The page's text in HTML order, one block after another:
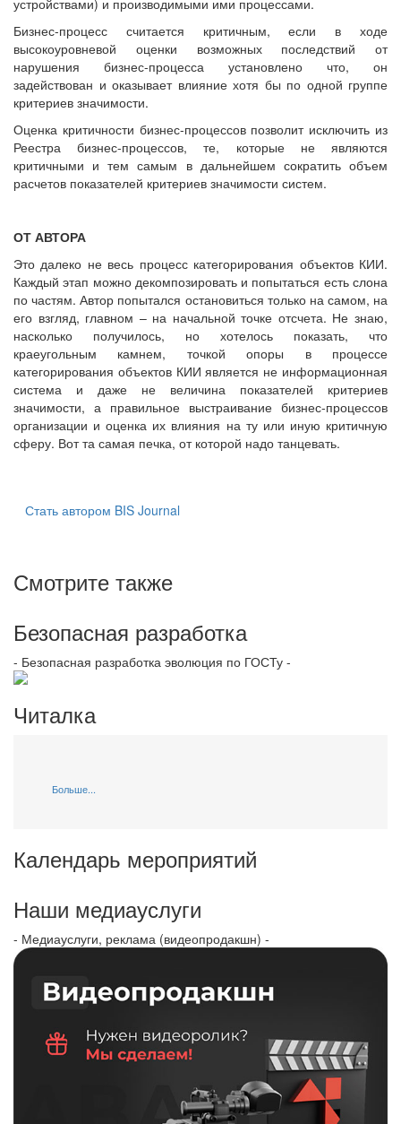
Бизнес-процесс считается критичным, если в ходе
высокоуровневой оценки возможных последствий от
нарушения бизнес-процесса установлено что, он
задействован и оказывает влияние хотя бы по одной группе
критериев значимости.
Оценка критичности бизнес-процессов позволит исключить из
Реестра бизнес-процессов, те, которые не являются
критичными и тем самым в дальнейшем сократить объем
расчетов показателей критериев значимости систем.
ОТ АВТОРА
Это далеко не весь процесс категорирования объектов КИИ.
Каждый этап можно декомпозировать и попытаться есть слона
по частям. Автор попытался остановиться только на самом, на
его взгляд, главном – на начальной точке отсчета. Не знаю,
насколько получилось, но хотелось показать, что
краеугольным камнем, точкой опоры в процессе
категорирования объектов КИИ является не информационная
система и даже не величина показателей критериев
значимости, а правильное выстраивание бизнес-процессов
организации и оценка их влияния на ту или иную критичную
сферу. Вот та самая печка, от которой надо танцевать.
Стать автором BIS Journal
Смотрите также
Безопасная разработка
- Безопасная разработка эволюция по ГОСТу -
Читалка
Больше...
Календарь мероприятий
Наши медиауслуги
- Медиауслуги, реклама (видеопродакшн) -